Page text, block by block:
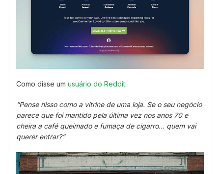
Como disse um usuário do Reddit:
“Pense nisso como a vitrine de uma loja. Se o seu negócio
parece que foi mantido pela última vez nos anos 70 e
cheira a café queimado e fumaça de cigarro… quem vai
querer entrar?”